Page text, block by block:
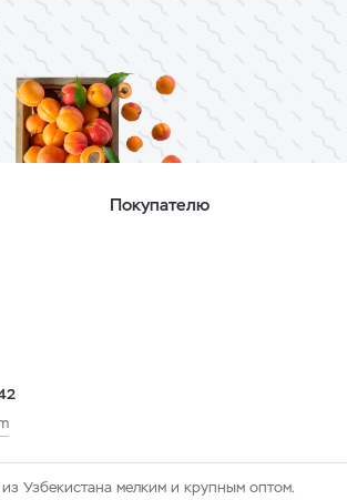
Покупателю
Узбекистана мелким и крупным оптом.